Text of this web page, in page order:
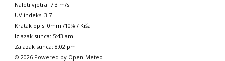
Naleti vjetra: 7.3 m/s
UV indeks: 3.7
Kratak opis: 0mm /10% / Kiša
Izlazak sunca: 5:43 am
Zalazak sunca: 8:02 pm
© 2026 Powered by Open-Meteo